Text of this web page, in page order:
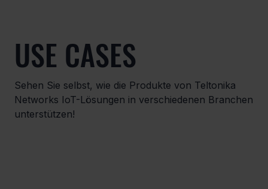
USE CASES
Sehen Sie selbst, wie die Produkte von Teltonika
Networks IoT-Lösungen in verschiedenen Branchen
unterstützen!